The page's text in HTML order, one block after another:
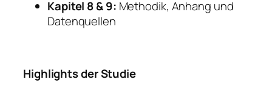
Kapitel 8 & 9: Methodik, Anhang und
Datenquellen
Highlights der Studie